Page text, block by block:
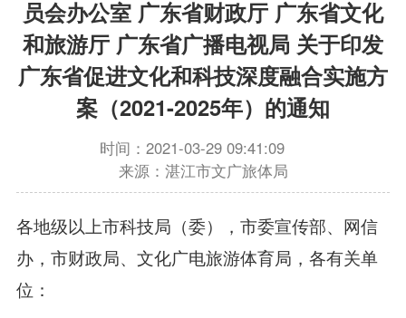
员会办公室 广东省财政厅 广东省文化
和旅游厅 广东省广播电视局 关于印发
广东省促进文化和科技深度融合实施方
案（2021-2025年）的通知
时间：2021-03-29 09:41:09
来源：湛江市文广旅体局
各地级以上市科技局（委），市委宣传部、网信
办，市财政局、文化广电旅游体育局，各有关单
位：